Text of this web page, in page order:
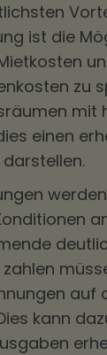
ist die
zu
mit
einen
auf
kann